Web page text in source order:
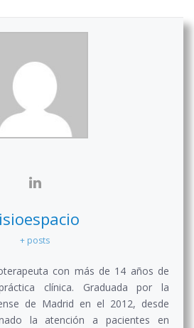
+ posts
con más de 14 años de
clínica. Graduada por la
de Madrid en el 2012, desde
la atención a pacientes en